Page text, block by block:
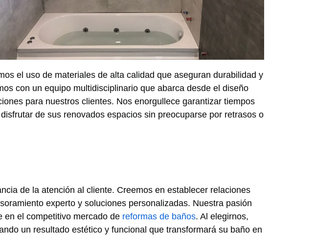
el uso de materiales de alta calidad que aseguran durabilidad y
con un equipo multidisciplinario que abarca desde el diseño
para nuestros clientes. Nos enorgullece garantizar tiempos
de sus renovados espacios sin preocuparse por retrasos o
de la atención al cliente. Creemos en establecer relaciones
experto y soluciones personalizadas. Nuestra pasión
en el competitivo mercado de reformas de baños. Al elegirnos,
un resultado estético y funcional que transformará su baño en